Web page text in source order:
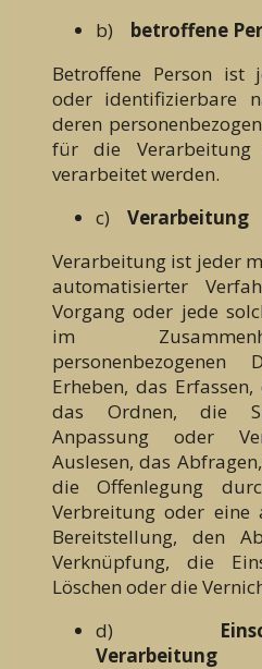
b) betroffene
Betroffene Person ist
oder identifizierbare
deren
für die Verarbeitung
verarbeitet werden.
c) Verarbeitung
Verarbeitung ist jeder
automatisierter
Vorgang oder jede
im
Erheben, das
das Ordnen, die
Anpassung oder
Auslesen, das
die Offenlegung
Verbreitung oder eine
Bereitstellung, den
Verknüpfung, die
Löschen oder die
d)
Verarbeitung